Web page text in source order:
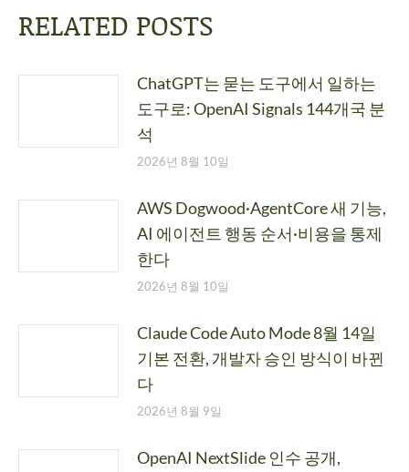
RELATED POSTS
ChatGPT는 묻는 도구에서 일하는
도구로: OpenAI Signals 144개국 분
석
2026년 8월 10일
AWS Dogwood·AgentCore 새 기능,
AI 에이전트 행동 순서·비용을 통제
한다
2026년 8월 10일
Claude Code Auto Mode 8월 14일
기본 전환, 개발자 승인 방식이 바뀐
다
2026년 8월 9일
OpenAI NextSlide 인수 공개,